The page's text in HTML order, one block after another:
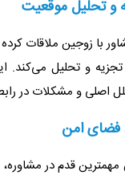
با زوجین ملاقات
و تحلیل می‌کند.
اصلی و مشکلات در
قدم در